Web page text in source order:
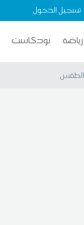
تسجيل الدخول
رياضة بودكاست
الطقس